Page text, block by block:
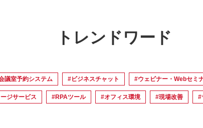
トレンドワード
議室予約システム #ビジネスチャット #ウェビナー・Webセミ
ジサービス #RPAツール #オフィス環境 #現場改善 #